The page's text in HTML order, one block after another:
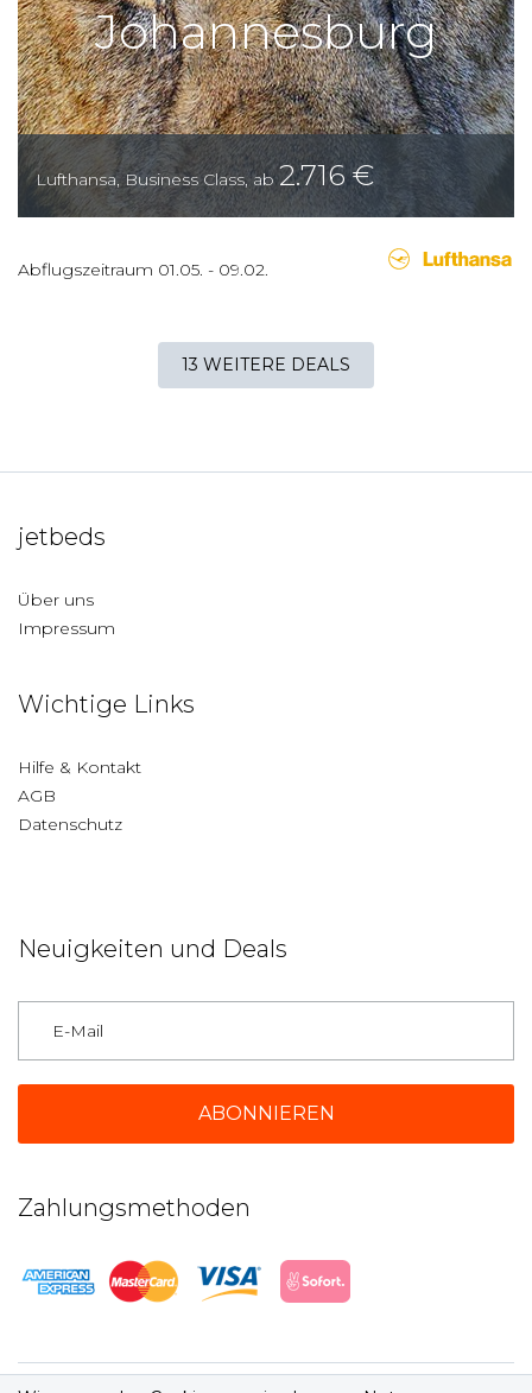
Johannesburg
Lufthansa,Business Class,ab2.716€
Abflugszeitraum 01.05. - 09.02.
13 WEITERE DEALS
jetbeds
Über uns
Impressum
Wichtige Links
Hilfe & Kontakt
AGB
Datenschutz
Neuigkeiten und Deals
Zahlungsmethoden